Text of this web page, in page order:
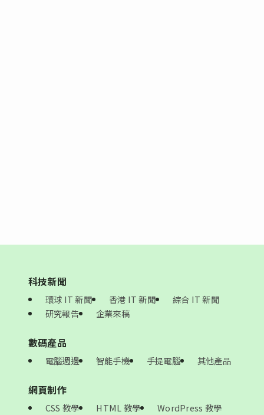
科技新聞
環球 IT 新聞 香港 IT 新聞
綜合 IT 新聞
研究報告
企業來稿
數碼產品
電腦週邊 智能手機 手提電腦 其他產品
網頁制作
CSS 教學 HTML 教學
WordPress 教學